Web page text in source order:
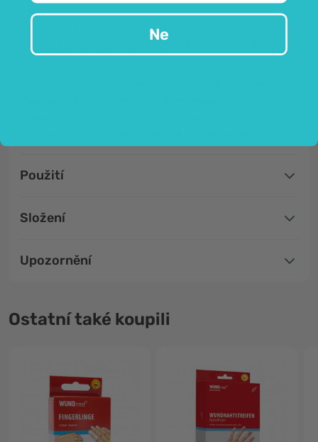
Sada obsahuje 50 voděodolných náplastí ve
čtyřech různých velikostech.
jednotlivě. Se silným lepidlem.
Použití
Složení
Upozornění
Ostatní také koupili
Ne